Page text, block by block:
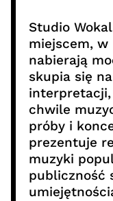
Studio
miejscem, w
nabierają
skupia się
chwile
próby i
prezentuje
muzyki
publiczność